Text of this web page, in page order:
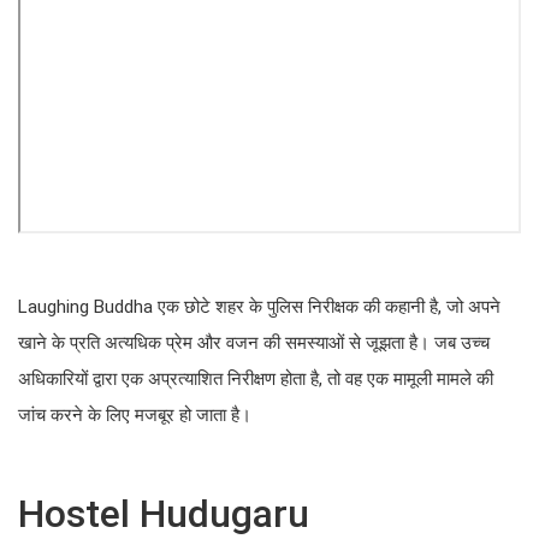
Laughing Buddha एक छोटे शहर के पुलिस निरीक्षक की कहानी है, जो अपने
खाने के प्रति अत्यधिक प्रेम और वजन की समस्याओं से जूझता है। जब उच्च
अधिकारियों द्वारा एक अप्रत्याशित निरीक्षण होता है, तो वह एक मामूली मामले की
जांच करने के लिए मजबूर हो जाता है।
Hostel Hudugaru